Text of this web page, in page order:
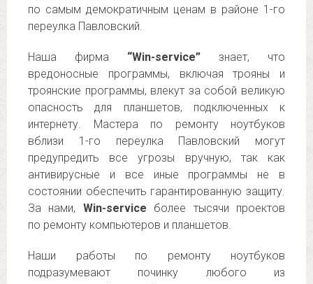
по самым демократичным ценам в районе 1-го
переулка Павловский.
Наша фирма “Win-service” знает, что
вредоносные программы, включая трояны и
троянские программы, влекут за собой великую
опасность для планшетов, подключенных к
интернету. Мастера по ремонту ноутбуков
вблизи 1-го переулка Павловский могут
предупредить все угрозы вручную, так как
антивирусные и все иные программы не в
состоянии обеспечить гарантированную защиту.
За нами, Win-service более тысячи проектов
по ремонту компьютеров и планшетов.
Наши работы по ремонту ноутбуков
подразумевают починку любого из